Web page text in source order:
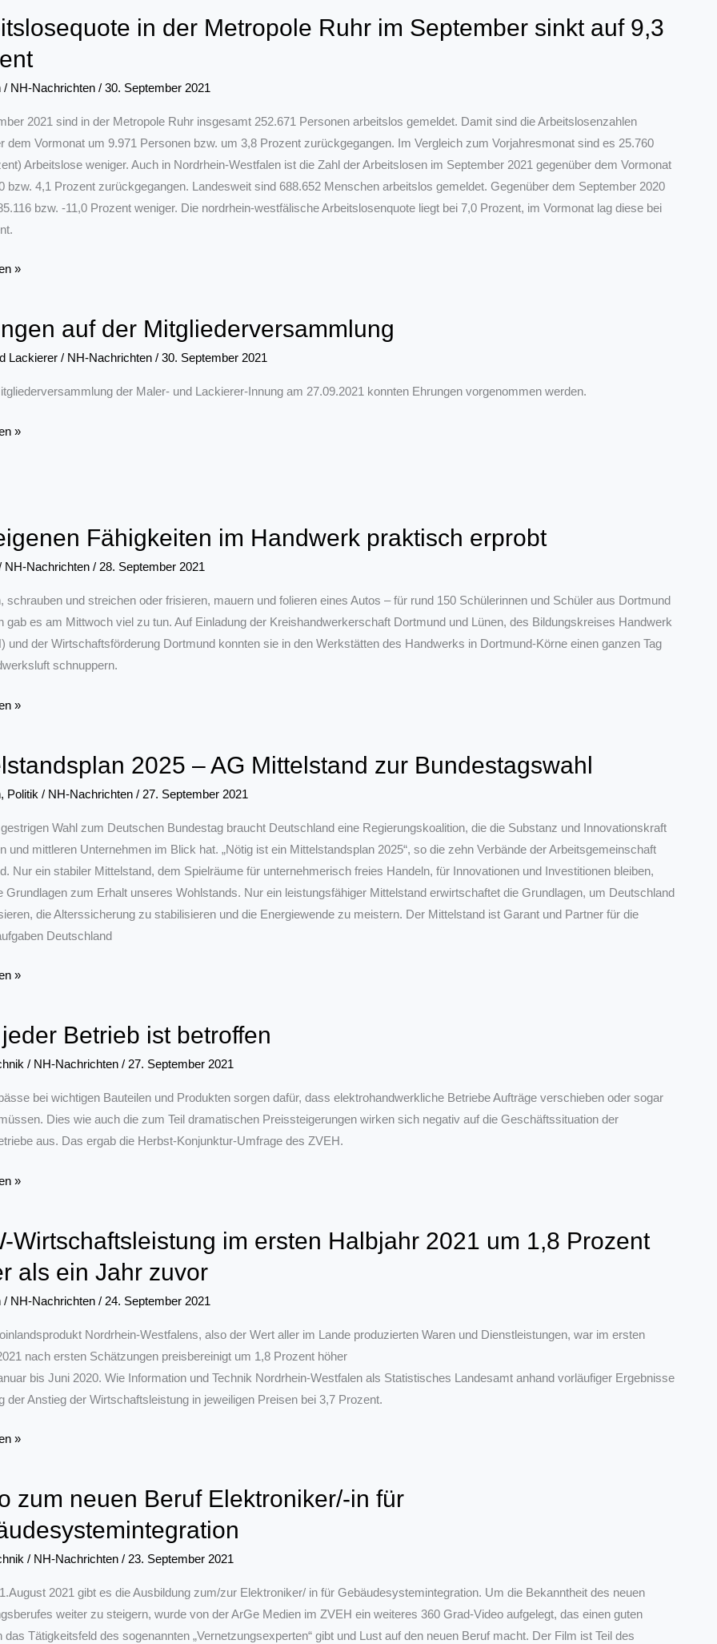
in der Metropole Ruhr im September sinkt auf 9,3
/ NH-Nachrichten / 30. September 2021
2021 sind in der Metropole Ruhr insgesamt 252.671 Personen arbeitslos gemeldet. Damit sind die Arbeitslosenzahlen
dem Vormonat um 9.971 Personen bzw. um 3,8 Prozent zurückgegangen. Im Vergleich zum Vorjahresmonat sind es 25.760
Arbeitslose weniger. Auch in Nordrhein-Westfalen ist die Zahl der Arbeitslosen im September 2021 gegenüber dem Vormonat
bzw. 4,1 Prozent zurückgegangen. Landesweit sind 688.652 Menschen arbeitslos gemeldet. Gegenüber dem September 2020
bzw. -11,0 Prozent weniger. Die nordrhein-westfälische Arbeitslosenquote liegt bei 7,0 Prozent, im Vormonat lag diese bei
»
auf der Mitgliederversammlung
Lackierer/ NH-Nachrichten / 30. September 2021
der Maler- und Lackierer-Innung am 27.09.2021 konnten Ehrungen vorgenommen werden.
»
Fähigkeiten im Handwerk praktisch erprobt
NH-Nachrichten / 28. September 2021
schrauben und streichen oder frisieren, mauern und folieren eines Autos – für rund 150 Schülerinnen und Schüler aus Dortmund
gab es am Mittwoch viel zu tun. Auf Einladung der Kreishandwerkerschaft Dortmund und Lünen, des Bildungskreises Handwerk
und der Wirtschaftsförderung Dortmund konnten sie in den Werkstätten des Handwerks in Dortmund-Körne einen ganzen Tag
schnuppern.
»
2025 – AG Mittelstand zur Bundestagswahl
, Politik / NH-Nachrichten / 27. September 2021
Wahl zum Deutschen Bundestag braucht Deutschland eine Regierungskoalition, die die Substanz und Innovationskraft
und mittleren Unternehmen im Blick hat. „Nötig ist ein Mittelstandsplan 2025“, so die zehn Verbände der Arbeitsgemeinschaft
Nur ein stabiler Mittelstand, dem Spielräume für unternehmerisch freies Handeln, für Innovationen und Investitionen bleiben,
Grundlagen zum Erhalt unseres Wohlstands. Nur ein leistungsfähiger Mittelstand erwirtschaftet die Grundlagen, um Deutschland
die Alterssicherung zu stabilisieren und die Energiewende zu meistern. Der Mittelstand ist Garant und Partner für die
Deutschland
»
Betrieb ist betroffen
/ NH-Nachrichten / 27. September 2021
bei wichtigen Bauteilen und Produkten sorgen dafür, dass elektrohandwerkliche Betriebe Aufträge verschieben oder sogar
Dies wie auch die zum Teil dramatischen Preissteigerungen wirken sich negativ auf die Geschäftssituation der
aus. Das ergab die Herbst-Konjunktur-Umfrage des ZVEH.
»
Wirtschaftsleistung im ersten Halbjahr 2021 um 1,8 Prozent
als ein Jahr zuvor
/ NH-Nachrichten / 24. September 2021
Nordrhein-Westfalens, also der Wert aller im Lande produzierten Waren und Dienstleistungen, war im ersten
nach ersten Schätzungen preisbereinigt um 1,8 Prozent höher
bis Juni 2020. Wie Information und Technik Nordrhein-Westfalen als Statistisches Landesamt anhand vorläufiger Ergebnisse
der Anstieg der Wirtschaftsleistung in jeweiligen Preisen bei 3,7 Prozent.
»
zum neuen Beruf Elektroniker/-in für
/ NH-Nachrichten / 23. September 2021
2021 gibt es die Ausbildung zum/zur Elektroniker/ in für Gebäudesystemintegration. Um die Bekanntheit des neuen
weiter zu steigern, wurde von der ArGe Medien im ZVEH ein weiteres 360 Grad-Video aufgelegt, das einen guten
das Tätigkeitsfeld des sogenannten „Vernetzungsexperten“ gibt und Lust auf den neuen Beruf macht. Der Film ist Teil des